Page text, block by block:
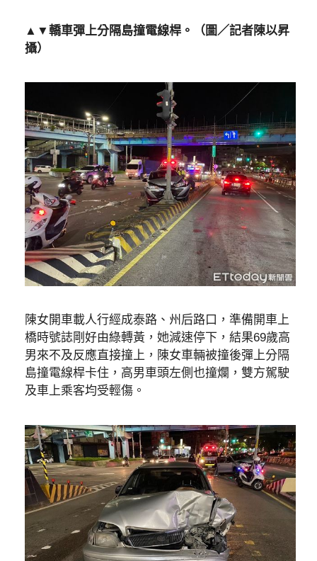
▲▼轎車彈上分隔島撞電線桿。（圖／記者陳以昇
攝）
陳女開車載人行經成泰路、州后路口，準備開車上
橋時號誌剛好由綠轉黃，她減速停下，結果69歲高
男來不及反應直接撞上，陳女車輛被撞後彈上分隔
島撞電線桿卡住，高男車頭左側也撞爛，雙方駕駛
及車上乘客均受輕傷。